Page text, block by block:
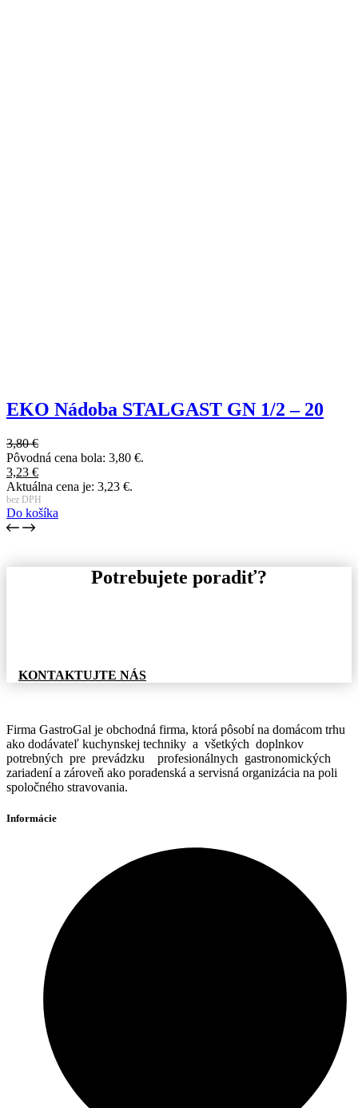
EKO Nádoba STALGAST GN 1/2 – 20
3,80€
Pôvodná cena bola: 3,80 €.
3,23 €
Aktuálna cena je: 3,23 €.
bez DPH
Do košíka
Potrebujete poradiť?
KONTAKTUJTE NÁS
Firma GastroGal je obchodná firma, ktorá pôsobí na domácom trhu
ako dodávateľ kuchynskej techniky a všetkých doplnkov
potrebných pre prevádzku profesionálnych gastronomických
zariadení a zároveň ako poradenská a servisná organizácia na poli
spoločného stravovania.
Informácie